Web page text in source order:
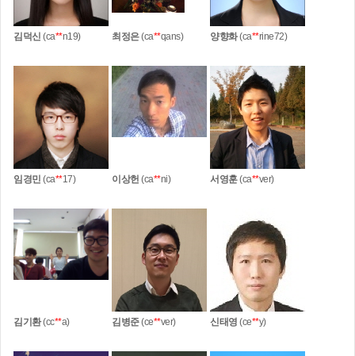
김덕신 (ca**n19) 최정은(ca**qans) 양향화(ca**rine72)
임경민 (ca**17) 이상헌 (ca**ni) 서영훈(ca**ver)
김기환(cc**a) 김병준(ce**ver) 신태영 (ce**y)